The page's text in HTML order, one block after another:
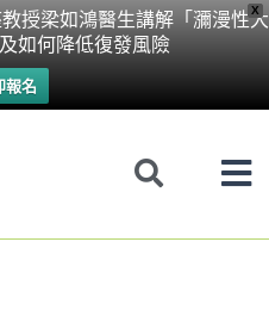
X
授梁如鴻醫生講解「瀰漫性大
如何降低復發風險
報名